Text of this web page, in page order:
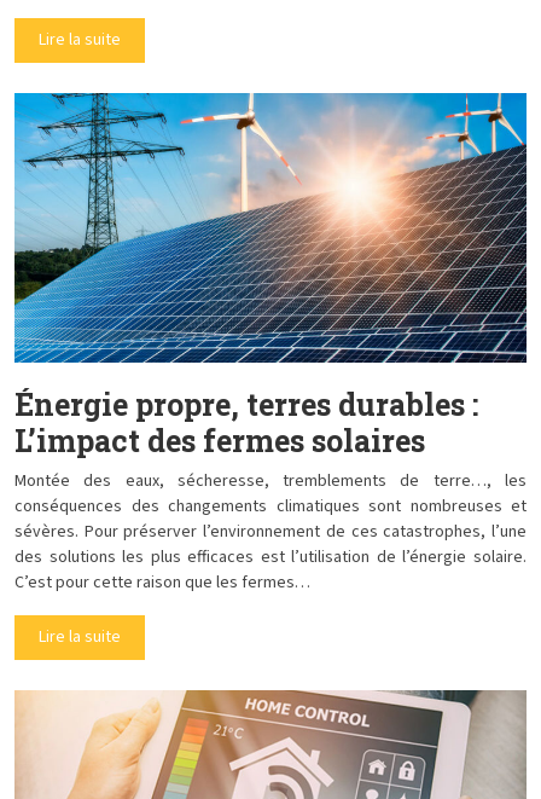
Lire la suite
Énergie propre, terres durables :
L’impact des fermes solaires
Montée des eaux, sécheresse, tremblements de terre…, les
conséquences des changements climatiques sont nombreuses et
sévères. Pour préserver l’environnement de ces catastrophes, l’une
des solutions les plus efficaces est l’utilisation de l’énergie solaire.
C’est pour cette raison que les fermes…
Lire la suite